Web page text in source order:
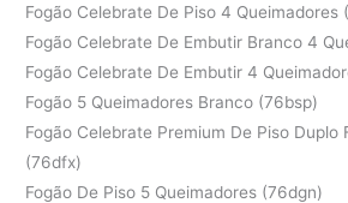
Fogão Celebrate De Piso 4 Queimadores
Fogão Celebrate De Embutir Branco 4
Fogão Celebrate De Embutir 4
Fogão 5 Queimadores Branco (76bsp)
Fogão Celebrate Premium De Piso Duplo
(76dfx)
Fogão De Piso 5 Queimadores (76dgn)